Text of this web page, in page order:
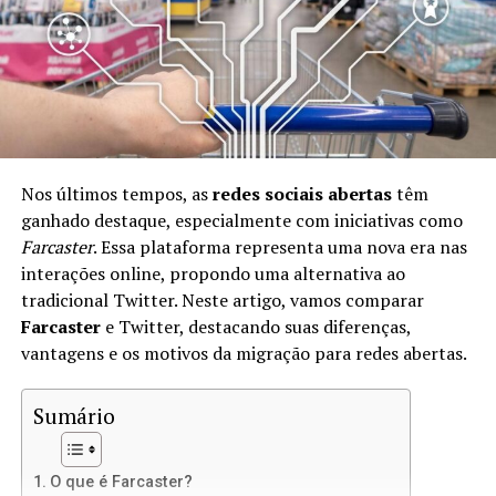
Com o Lens Protocol, você pode manter o controle
total sobre suas informações e interações. Isso significa
que você é o único proprietário de sua identidade digital
e pode usá-la em diferentes plataformas sem perder
dados ou seguidores.
Benefícios de Usar o Lens Protocol
Existem muitos benefícios em adotar o Lens Protocol,
incluindo:
Controle de Dados:
Você mantém seus dados
pessoais e históricos de interações.
diversas plataformas que suportam o Lens
Protocol.
Monetização:Crie conteúdo e receba
Nos últimos tempos, asredes sociais abertastêm
ganhado destaque, especialmente com iniciativas como
Farcaster. Essa plataforma representa uma nova era nas
interações online, propondo uma alternativa ao
tradicional Twitter. Neste artigo, vamos comparar
Farcastere Twitter, destacando suas diferenças,
vantagens e os motivos da migração para redes abertas.
Sumário
O que é Farcaster?